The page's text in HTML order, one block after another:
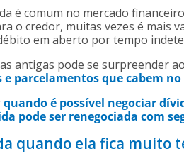
é comum no mercado
o credor, muitas vezes é mais
em aberto por tempo
antigas pode se surpreender
parcelamentos que cabem
quando é possível negociar
pode ser renegociada com
quando ela fica muito